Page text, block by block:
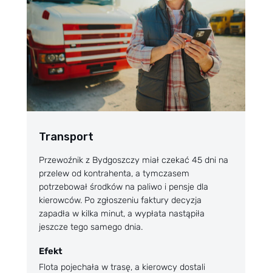
Transport
Przewoźnik z Bydgoszczy miał czekać 45 dni na
przelew od kontrahenta, a tymczasem
potrzebował środków na paliwo i pensje dla
kierowców. Po zgłoszeniu faktury decyzja
zapadła w kilka minut, a wypłata nastąpiła
jeszcze tego samego dnia.
Efekt
Flota pojechała w trasę, a kierowcy dostali